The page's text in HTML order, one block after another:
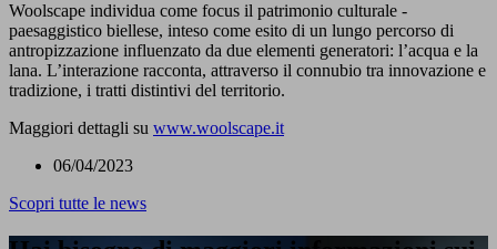
Woolscape individua come focus il patrimonio culturale -
paesaggistico biellese, inteso come esito di un lungo percorso di
antropizzazione influenzato da due elementi generatori: l’acqua e la
lana. L’interazione racconta, attraverso il connubio tra innovazione e
tradizione, i tratti distintivi del territorio.
Maggiori dettagli su www.woolscape.it
06/04/2023
Scopri tutte le news